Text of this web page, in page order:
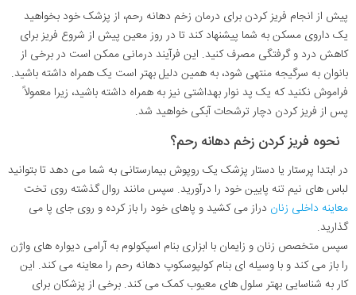
پیش از انجام فریز کردن برای درمان زخم دهانه رحم، از پزشک خود بخواهید
یک داروی مسکن به شما پیشنهاد کند تا در روز معین پیش از شروع فریز برای
کاهش درد و گرفتگی مصرف کنید. این فرآیند درمانی ممکن است در برخی از
بانوان به سرگیجه منتهی شود، به همین دلیل بهتر است یک همراه داشته باشید.
فراموش نکنید که یک پد نوار بهداشتی نیز به همراه داشته باشید، زیرا معمولاً
پس از فریز کردن دچار ترشحات آبکی خواهید شد.
نحوه فریز کردن زخم دهانه رحم؟
در ابتدا پرستار یا دستار پزشک یک روپوش بیمارستانی به شما می دهد تا بتوانید
لباس های نیم تنه پایین خود را درآورید. سپس مانند روال گذشته روی تخت
معاینه داخلی زنان دراز می کشید و پاهای خود را باز کرده و روی جای پا می
گذارید.
سپس متخصص زنان و زایمان با ابزاری بنام اسپکولوم به آرامی دیواره های واژن
را باز می کند و با وسیله ای بنام کولپوسکوپ دهانه رحم را معاینه می کند. این
کار به شناسایی بهتر سلول های معیوب کمک می کند. برخی از پزشکان برای